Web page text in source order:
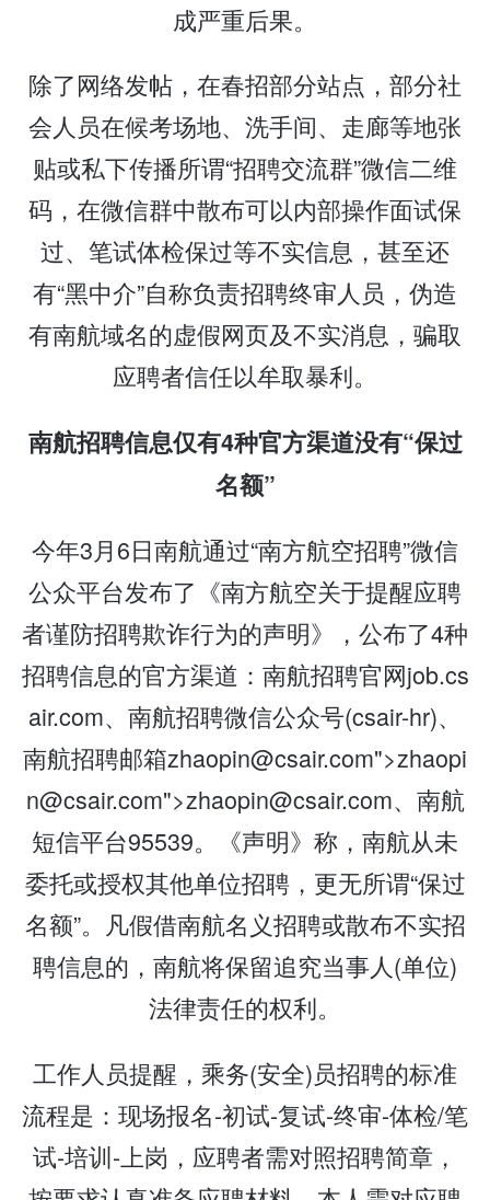
成严重后果。
除了网络发帖，在春招部分站点，部分社
会人员在候考场地、洗手间、走廊等地张
贴或私下传播所谓“招聘交流群”微信二维
码，在微信群中散布可以内部操作面试保
过、笔试体检保过等不实信息，甚至还
有“黑中介”自称负责招聘终审人员，伪造
有南航域名的虚假网页及不实消息，骗取
应聘者信任以牟取暴利。
南航招聘信息仅有4种官方渠道没有“保过
名额”
今年3月6日南航通过“南方航空招聘”微信
公众平台发布了《南方航空关于提醒应聘
者谨防招聘欺诈行为的声明》，公布了4种
招聘信息的官方渠道：南航招聘官网job.cs
air.com、南航招聘微信公众号(csair-hr)、
南航招聘邮箱zhaopin@csair.com">zhaopi
n@csair.com">zhaopin@csair.com、南航
短信平台95539。《声明》称，南航从未
委托或授权其他单位招聘，更无所谓“保过
名额”。凡假借南航名义招聘或散布不实招
聘信息的，南航将保留追究当事人(单位)
法律责任的权利。
工作人员提醒，乘务(安全)员招聘的标准
流程是：现场报名-初试-复试-终审-体检/笔
试-培训-上岗，应聘者需对照招聘简章，